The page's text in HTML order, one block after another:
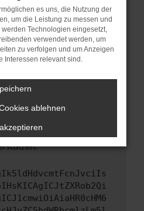
nicht nur ein
kann auch dazu
Funktionen nicht mehr
Webseitenbetreiber.
Schritte versucht
bitte. Wir werden
um uns bei der
es uns, die Nutzung der
um die Leistung zu messen und
Technologien eingesetzt,
verwendet werden, um
zu verfolgen und um Anzeigen
Interessen relevant sind.
ablehnen